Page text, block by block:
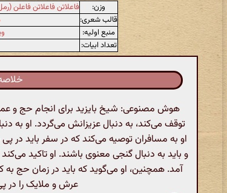
وزن:
فاعلاتن فاعلاتن
قالب شعری:
منبع اولیه:
تعداد ابیات:
هوش مصنوعی: شیخ بایزید برای انجام حج و
توقف می‌کند، به دنبال عزیزانش می‌گردد. او به
او به مسافران توصیه می‌کند که در سفر باید در
و باید به دنبال گنجی معنوی باشند. او تاکید
آمد. همچنین، او می‌گوید که باید در زمان حج به
عرش و ملایک را در